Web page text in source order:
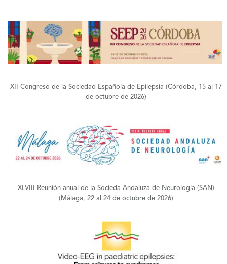
+
XII Congreso de la Sociedad Española de Epilepsia (Córdoba, 15 al 17
de octubre de 2026)
+
XLVIII Reunión anual de la Socieda Andaluza de Neurología (SAN)
(Málaga, 22 al 24 de octubre de 2026)
+